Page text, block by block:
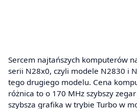
Sercem najtańszych komputerów
serii N28x0, czyli modele N2830 i
tego drugiego modelu. Cena
różnica to o 170 MHz szybszy
szybsza grafika w trybie Turbo w